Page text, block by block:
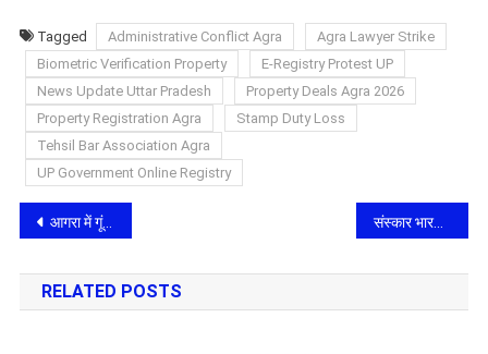
Tagged Administrative Conflict Agra
Agra Lawyer Strike
Biometric Verification Property
E-Registry Protest UP
News Update Uttar Pradesh
Property Deals Agra 2026
Property Registration Agra
Stamp Duty Loss
Tehsil Bar Association Agra
UP Government Online Registry
Post
navigation
आगरा में गूंजेगा ‘जय जगन्नाथ’: 29 जून को इस्कॉन मनाएगा स्नान पूर्णिमा महोत्सव; 251 कलशों से होगा महाअभिषेक संस्कार भारती की बड़ी पहल: आगरा के कलाकारों और पत्रकारों का बनेगा डिजिटल परिचय कोश, गूगल फॉर्म से होगा डेटा एकत्रीकरण
RELATED POSTS